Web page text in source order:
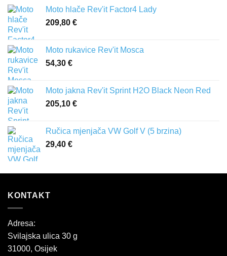
Moto hlače Rev'it Factor4 Lady
209,80 €
Moto rukavice Rev'it Mosca
54,30 €
Moto jakna Rev'it Sprint H2O Black Neon Red
205,10 €
Ručica mjenjača VW Golf V (5 brzina)
29,40 €
KONTAKT
Adresa:
Svilajska ulica 30 g
31000, Osijek